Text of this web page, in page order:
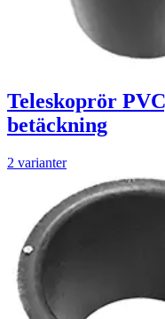
Teleskoprör
betäckning
2 varianter